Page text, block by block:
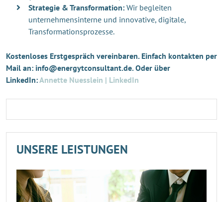
Strategie & Transformation: Wir begleiten
unternehmensinterne und innovative, digitale,
Transformationsprozesse.
Kostenloses Erstgespräch vereinbaren. Einfach kontakten per
Mail an: info@energytconsultant.de. Oder über
LinkedIn:Annette Nuesslein | LinkedIn
UNSERE LEISTUNGEN